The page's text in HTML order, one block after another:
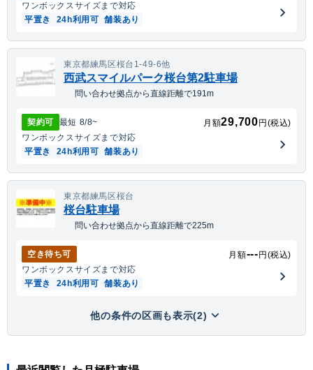
ワンボックスサイズまで対応
平置き
24h利用可 舗装あり
東京都練馬区桜台1-49-6他
西武スマイルパーク桜台第2駐車場
問い合わせ拠点から直線距離で191m
契約可 最短 8/8~ 月額29,700 円(税込)
ワンボックスサイズまで対応
平置き
24h利用可 舗装あり
東京都練馬区桜台
桜台駐車場
問い合わせ拠点から直線距離で225m
空き待ち可 月額--- 円(税込)
ワンボックスサイズまで対応
平置き
24h利用可 舗装あり
他の条件の区画も表示(2)